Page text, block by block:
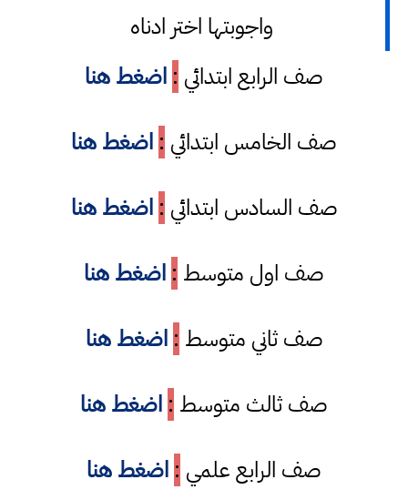
واجوبتها اختر ادناه
صف الرابع ابتدائي : اضغط هنا
صف الخامس ابتدائي : اضغط هنا
صف السادس ابتدائي : اضغط هنا
صف اول متوسط : اضغط هنا
صف ثاني متوسط : اضغط هنا
صف ثالث متوسط : اضغط هنا
صف الرابع علمي : اضغط هنا